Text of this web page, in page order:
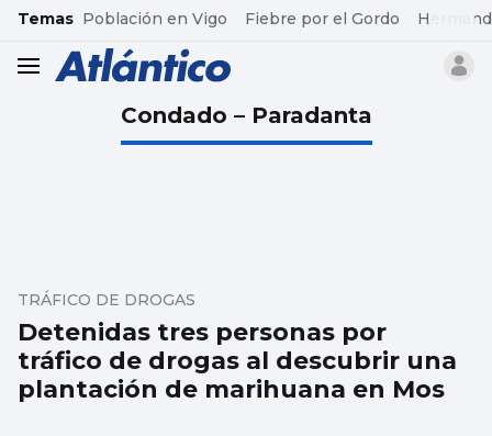
common.go-to-content
Temas Población en Vigo Fiebre por el Gordo
header.menu.open
Condado – Paradanta
Detenidas tres personas por
tráfico de drogas al descubrir una
plantación de marihuana en Mos
TRÁFICO DE DROGAS